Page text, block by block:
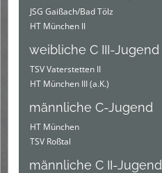
JSG Gaißach/Bad Tölz
HT München II
weibliche C III-Jugend
TSV Vaterstetten II
HT München III (a.K.)
männliche C-Jugend
HT München
TSV Roßtal
männliche C II-Jugend